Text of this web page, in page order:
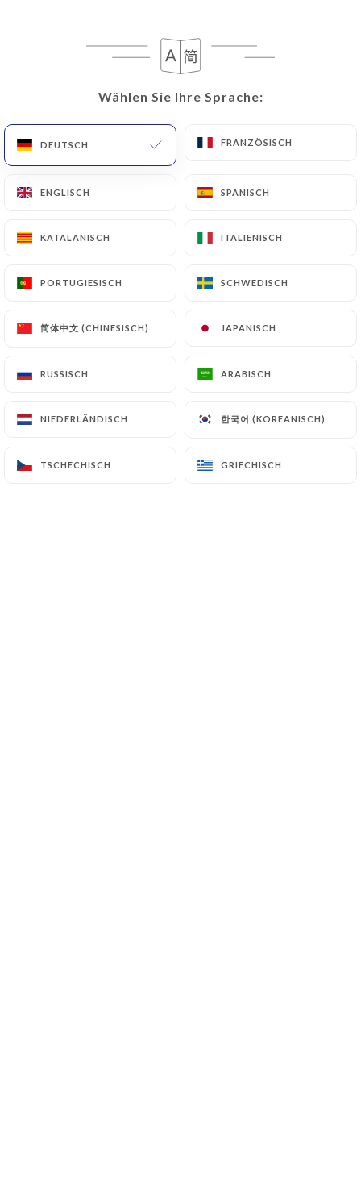
Wählen Sie Ihre Sprache:
DEUTSCH FRANZÖSISCH
ENGLISCH SPANISCH
KATALANISCH ITALIENISCH
PORTUGIESISCH SCHWEDISCH
简体中文 (CHINESISCH) JAPANISCH
RUSSISCH ARABISCH
NIEDERLÄNDISCH 한국어 (KOREANISCH)
TSCHECHISCH GRIECHISCH
Wählen Sie Ihre Sprache:
DEUTSCH FRANZÖSISCH
ENGLISCH SPANISCH
KATALANISCH ITALIENISCH
PORTUGIESISCH SCHWEDISCH
简体中文 (CHINESISCH) JAPANISCH
RUSSISCH ARABISCH
NIEDERLÄNDISCH 한국어 (KOREANISCH)
TSCHECHISCH GRIECHISCH